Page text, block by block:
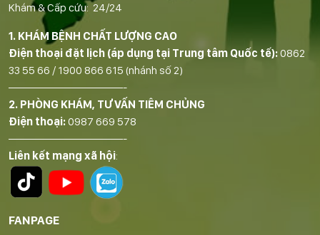
Khám & Cấp cứu: 24/24
1. KHÁM BỆNH CHẤT LƯỢNG CAO
Điện thoại đặt lịch (áp dụng tại Trung tâm Quốc tế):0862
33 55 66 / 1900 866 615 (nhánh số 2)
——————————-
2. PHÒNG KHÁM, TƯ VẤN TIÊM CHỦNG
Điện thoại:0987 669 578
——————————-
Liên kết mạng xã hội:
FANPAGE